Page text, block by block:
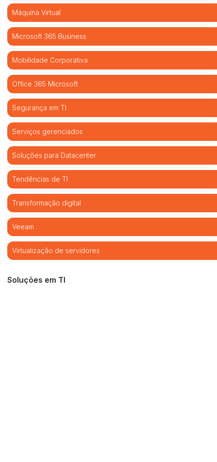
Máquina Virtual
Microsoft 365 Business
Mobilidade Corporativa
Office 365 Microsoft
Segurança em TI
Serviços gerenciados
Soluções para Datacenter
Tendências de TI
Transformação digital
Veeam
Virtualização de servidores
Soluções em TI